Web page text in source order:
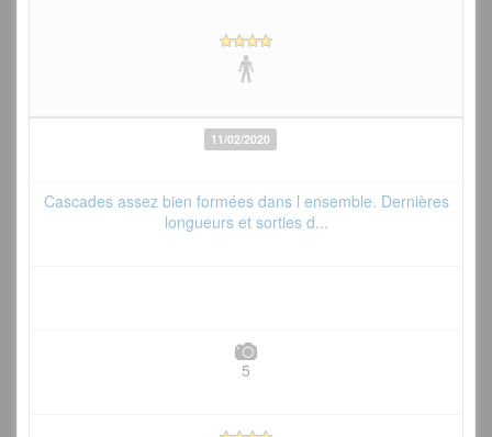
11/02/2020
Cascades assez bien formées dans l ensemble. Dernières
longueurs et sorties d...
5